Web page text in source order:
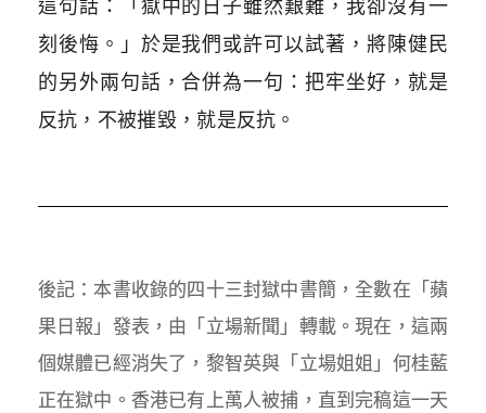
這句話：「獄中的日子雖然艱難，我卻沒有一
刻後悔。」於是我們或許可以試著，將陳健民
的另外兩句話，合併為一句：把牢坐好，就是
反抗，不被摧毀，就是反抗。
後記：本書收錄的四十三封獄中書簡，全數在「蘋
果日報」發表，由「立場新聞」轉載。現在，這兩
個媒體已經消失了，黎智英與「立場姐姐」何桂藍
正在獄中。香港已有上萬人被捕，直到完稿這一天